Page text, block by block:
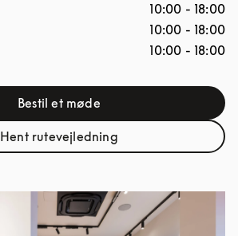
10:00 - 18:00
10:00 - 18:00
10:00 - 18:00
Bestil et mødeLink Opens in New Tab
Hent rutevejledningLink Opens in New Tab